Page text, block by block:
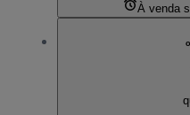
À venda